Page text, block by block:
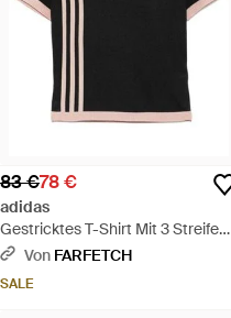
83 €78 €
adidas
Gestricktes T-Shirt Mit 3 Streifen -
Schwarz
Von FARFETCH
SALE